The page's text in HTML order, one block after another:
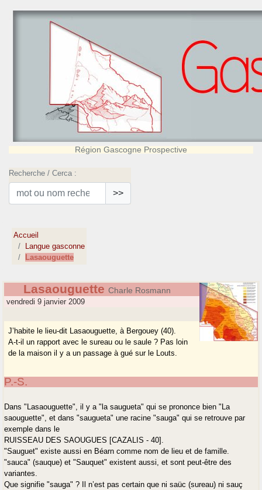
Région Gascogne Prospective
Recherche / Cerca :
>>
Accueil
Langue gasconne
Lasaouguette
Lasaouguette Charle Rosmann
vendredi 9 janvier 2009
J’habite le lieu-dit Lasaouguette, à Bergouey (40).
A-t-il un rapport avec le sureau ou le saule ? Pas loin
de la maison il y a un passage à gué sur le Louts.
P.-S.
Dans "Lasaouguette", il y a "la saugueta" qui se prononce bien "La
saouguette", et dans "saugueta" une racine "sauga" qui se retrouve par
exemple dans le
RUISSEAU DES SAOUGUES [CAZALIS - 40].
"Sauguet" existe aussi en Béarn comme nom de lieu et de famille.
"sauca" (sauque) et "Sauquet" existent aussi, et sont peut-être des
variantes.
Que signifie "sauga" ? Il n’est pas certain que ni saüc (sureau) ni sauç